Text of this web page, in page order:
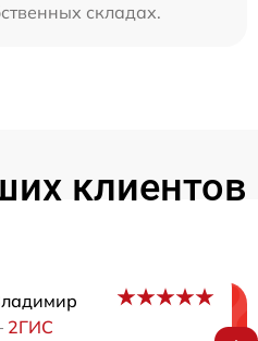
складах.
клиентов
2ГИС